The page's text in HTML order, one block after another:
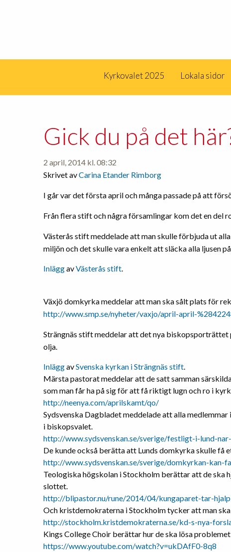
Kyrkovalet 2025 Lokala sidor
Gick du på det
2 april, 2014 kl. 08:32
Skrivet avCarina Etander Rimborg
I går var det första april och många passade på att
Från flera stift och några församlingar kom det en del
Västerås stift meddelade att man skulle förbjuda ut
miljön och det skulle vara enkelt att släcka alla ljusen
InläggavVästerås stift.
Växjö domkyrka meddelar att man ska sålt plats för
http://www.smp.se/nyheter/vaxjo/april-april-
Strängnäs stift meddelar att det nya
olja.
InläggavSvenska kyrkan i Strängnäs stift.
Märsta pastorat meddelar att de satt samman
som man får ha på sig för att få riktigt lugn och ro i
http://neenya.com/aprilskamt/qo/
Sydsvenska Dagbladet meddelade att alla
i biskopsvalet.
http://www.sydsvenskan.se/sverige/festligt-i-lund-
De kunde också berätta att Lunds domkyrka skulle
http://www.sydsvenskan.se/sverige/domkyrkan-
Teologiska högskolan i Stockholm berättar att de
slottet.
http://blipastor.nu/rune/2014/04/kungaparet-tar-
Och kristdemokraterna i Stockholm tycker att man
http://stockholm.kristdemokraterna.se/kd-s-nya-
Kings College Choir berättar hur de ska lösa
https://www.youtube.com/watch?v=ukDAfF0-8q8